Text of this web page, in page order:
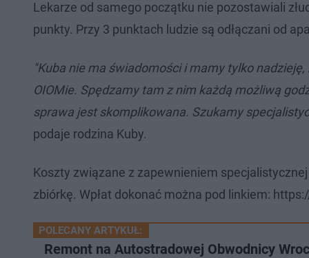
Lekarze od samego początku nie pozostawiali
punkty. Przy 3 punktach ludzie są odłączani od
"Kuba nie ma świadomości i mamy tylko
OIOMie. Spędzamy tam z nim każdą możliwą
sprawa jest skomplikowana. Szukamy
podaje rodzina Kuby.
Koszty związane z zapewnieniem
zbiórkę. Wpłat dokonać można pod linkiem:
POLECANY ARTYKUŁ:
Remont na Autostradowej Obwodnicy